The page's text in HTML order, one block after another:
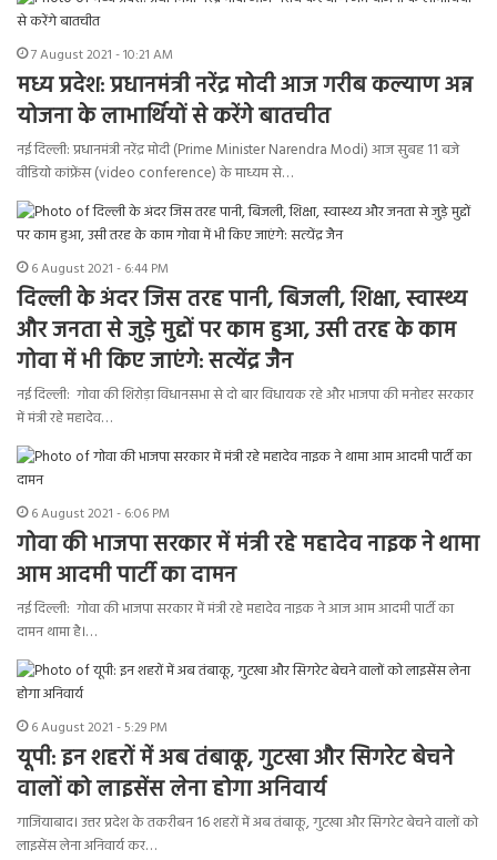
7 August 2021 - 10:21 AM
मध्य प्रदेश: प्रधानमंत्री नरेंद्र मोदी आज गरीब कल्याण अन्न
योजना के लाभार्थियों से करेंगे बातचीत
नई दिल्ली: प्रधानमंत्री नरेंद्र मोदी (Prime Minister Narendra Modi) आज सुबह 11 बजे
वीडियो कांफ्रेंस (video conference) के माध्यम से…
6 August 2021 - 6:44 PM
दिल्ली के अंदर जिस तरह पानी, बिजली, शिक्षा, स्वास्थ्य
और जनता से जुड़े मुद्दों पर काम हुआ, उसी तरह के काम
गोवा में भी किए जाएंगे: सत्येंद्र जैन
नई दिल्ली: गोवा की शिरोड़ा विधानसभा से दो बार विधायक रहे और भाजपा की मनोहर सरकार
में मंत्री रहे महादेव…
6 August 2021 - 6:06 PM
गोवा की भाजपा सरकार में मंत्री रहे महादेव नाइक ने थामा
आम आदमी पार्टी का दामन
नई दिल्ली: गोवा की भाजपा सरकार में मंत्री रहे महादेव नाइक ने आज आम आदमी पार्टी का
दामन थामा है।…
6 August 2021 - 5:29 PM
यूपी: इन शहरों में अब तंबाकू, गुटखा और सिगरेट बेचने
वालों को लाइसेंस लेना होगा अनिवार्य
गाजियाबाद। उत्तर प्रदेश के तकरीबन 16 शहरों में अब तंबाकू, गुटखा और सिगरेट बेचने वालों को
लाइसेंस लेना अनिवार्य कर…